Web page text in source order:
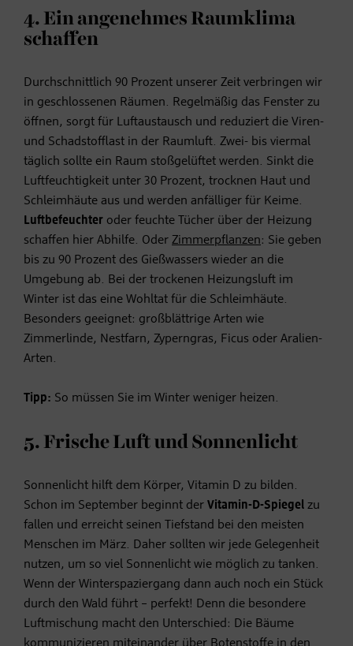
4. Ein angenehmes Raumklima
schaffen
Durchschnittlich 90 Prozent unserer Zeit verbringen wir
in geschlossenen Räumen. Regelmäßig das Fenster zu
öffnen, sorgt für Luftaustausch und reduziert die Viren-
und Schadstofflast in der Raumluft. Zwei- bis viermal
täglich sollte ein Raum stoßgelüftet werden. Sinkt die
Luftfeuchtigkeit unter 30 Prozent, trocknen Haut und
Schleimhäute aus und werden anfälliger für Keime.
Luftbefeuchter oder feuchte Tücher über der Heizung
schaffen hier Abhilfe. Oder Zimmerpflanzen: Sie geben
bis zu 90 Prozent des Gießwassers wieder an die
Umgebung ab. Bei der trockenen Heizungsluft im
Winter ist das eine Wohltat für die Schleimhäute.
Besonders geeignet: großblättrige Arten wie
Zimmerlinde, Nestfarn, Zyperngras, Ficus oder Aralien-
Arten.
Tipp: So müssen Sie im Winter weniger heizen.
5. Frische Luft und Sonnenlicht
Sonnenlicht hilft dem Körper, Vitamin D zu bilden.
Schon im September beginnt der Vitamin-D-Spiegel zu
fallen und erreicht seinen Tiefstand bei den meisten
Menschen im März. Daher sollten wir jede Gelegenheit
nutzen, um so viel Sonnenlicht wie möglich zu tanken.
Wenn der Winterspaziergang dann auch noch ein Stück
durch den Wald führt – perfekt! Denn die besondere
Luftmischung macht den Unterschied: Die Bäume
kommunizieren miteinander über Botenstoffe in den